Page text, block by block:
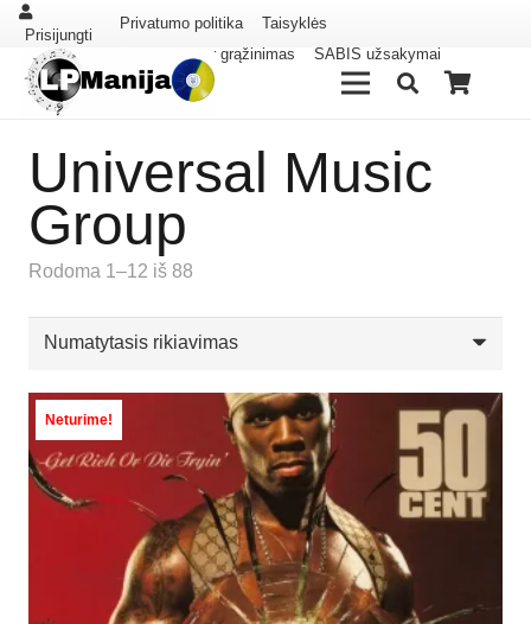
Prisijungti
Privatumo politika
Taisyklės
Pristatymas ir grąžinimas
SABIS užsakymai
Universal Music
Group
Rodoma 1–12 iš 88
Neturime!